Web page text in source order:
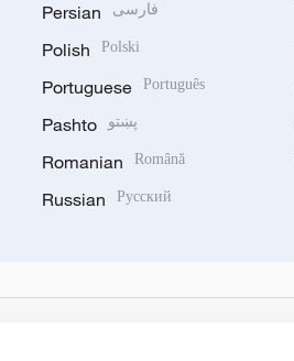
Persian فارسی
Polish Polski
Portuguese Português
Pashto پښتو
Romanian Română
Russian Русский